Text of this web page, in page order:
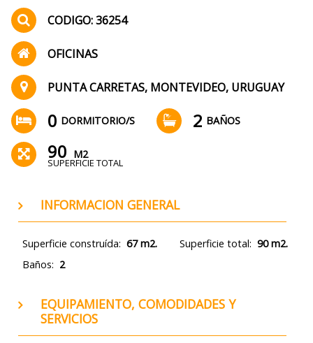
CODIGO: 36254
OFICINAS
PUNTA CARRETAS, MONTEVIDEO, URUGUAY
0 DORMITORIO/S 2 BAÑOS
90 M2
SUPERFICIE TOTAL
INFORMACION GENERAL
Superficie construída: 67 m2. Superficie total: 90 m2.
Baños: 2
EQUIPAMIENTO, COMODIDADES Y
SERVICIOS